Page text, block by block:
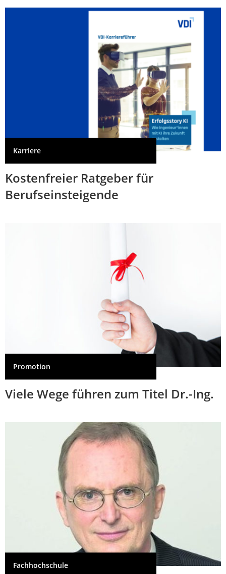
Karriere
Kostenfreier Ratgeber für
Berufseinsteigende
Promotion
Viele Wege führen zum Titel Dr.-Ing.
Fachhochschule